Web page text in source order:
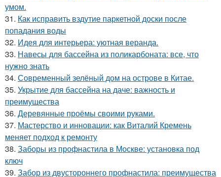
умом.
31. Как исправить вздутие паркетной доски после
попадания воды
32. Идея для интерьера: уютная веранда.
33. Навесы для бассейна из поликарбоната: все, что
нужно знать
34. Современный зелёный дом на острове в Китае.
35. Укрытие для бассейна на даче: важность и
преимущества
36. Деревянные проёмы своими руками.
37. Мастерство и инновации: как Виталий Кремень
меняет подход к ремонту
38. Заборы из профнастила в Москве: установка под
ключ
39. Забор из двустороннего профнастила: преимущества